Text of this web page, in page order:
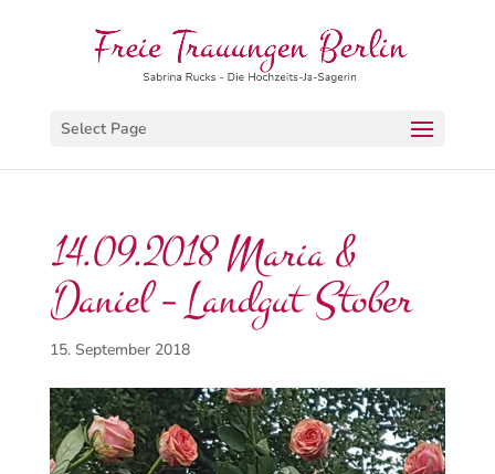
Select Page
14.09.2018 Maria &
Daniel – Landgut Stober
15. September 2018